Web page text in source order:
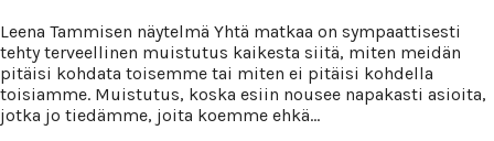
Leena Tammisen näytelmä Yhtä matkaa on sympaattisesti
tehty terveellinen muistutus kaikesta siitä, miten meidän
pitäisi kohdata toisemme tai miten ei pitäisi kohdella
toisiamme. Muistutus, koska esiin nousee napakasti asioita,
jotka jo tiedämme, joita koemme ehkä…